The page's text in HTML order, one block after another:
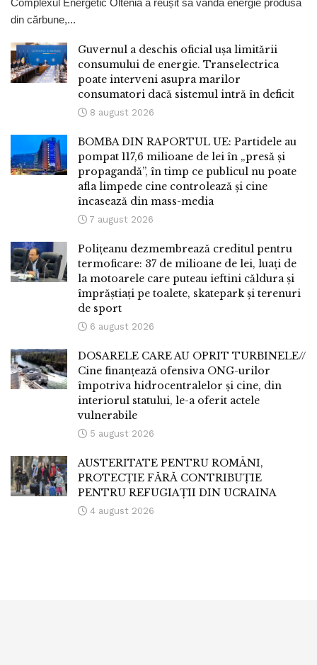
din cărbune,...
Guvernul a deschis oficial ușa limitării
consumului de energie. Transelectrica
poate interveni asupra marilor
consumatori dacă sistemul intră în deficit
8 august 2026
BOMBA DIN RAPORTUL UE: Partidele au
pompat 117,6 milioane de lei în „presă și
propagandă”, în timp ce publicul nu poate
afla limpede cine controlează și cine
încasează din mass-media
7 august 2026
Polițeanu dezmembrează creditul pentru
termoficare: 37 de milioane de lei, luați de
la motoarele care puteau ieftini căldura și
împrăștiați pe toalete, skatepark și terenuri
de sport
6 august 2026
DOSARELE CARE AU OPRIT TURBINELE//
Cine finanțează ofensiva ONG-urilor
împotriva hidrocentralelor și cine, din
interiorul statului, le-a oferit actele
vulnerabile
5 august 2026
AUSTERITATE PENTRU ROMÂNI,
PROTECȚIE FĂRĂ CONTRIBUȚIE
PENTRU REFUGIAȚII DIN UCRAINA
4 august 2026